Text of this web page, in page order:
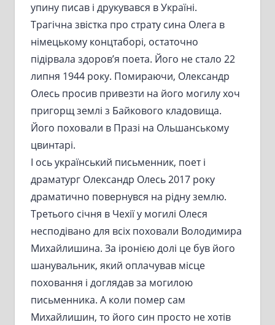
упину писав і друкувався в Україні.
Трагічна звістка про страту сина Олега в
німецькому концтаборі, остаточно
підірвала здоров’я поета. Його не стало 22
липня 1944 року. Помираючи, Олександр
Олесь просив привезти на його могилу хоч
пригорщ землі з Байкового кладовища.
Його поховали в Празі на Ольшанському
цвинтарі.
І ось український письменник, поет і
драматург Олександр Олесь 2017 року
драматично повернувся на рідну землю.
Третього січня в Чехії у могилі Олеся
несподівано для всіх поховали Володимира
Михайлишина. За іронією долі це був його
шанувальник, який оплачував місце
поховання і доглядав за могилою
письменника. А коли помер сам
Михайлишин, то його син просто не хотів